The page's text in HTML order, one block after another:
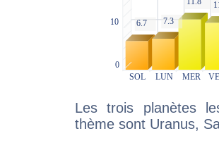
Les trois planètes
thème sont Uranus,